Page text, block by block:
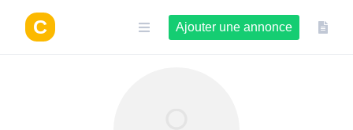
contenu
Ajouter une annonce